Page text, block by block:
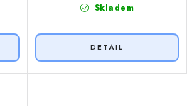
Skladem